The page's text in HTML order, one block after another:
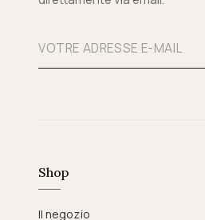
Shop
Il negozio